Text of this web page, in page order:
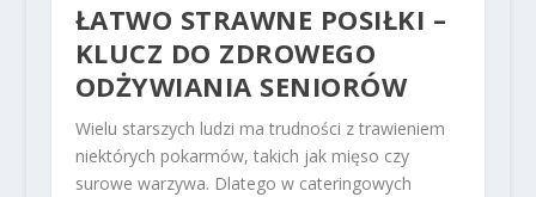
ŁATWO STRAWNE POSIŁKI –
KLUCZ DO ZDROWEGO
ODŻYWIANIA SENIORÓW
Wielu starszych ludzi ma trudności z trawieniem
niektórych pokarmów, takich jak mięso czy
surowe warzywa. Dlatego w cateringowych